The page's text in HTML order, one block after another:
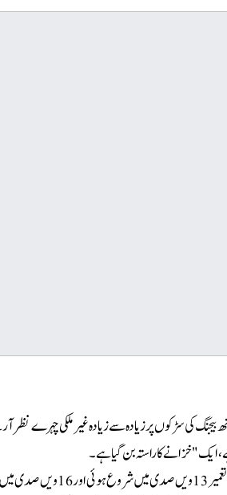
میں توسیع کے ساتھ بیجنگ کی سڑکوں پر زیادہ سے زیادہ غیر ملکی
ایک "خزانے کا راستہ بن گیا ہے۔
بیجنگ سنٹرل ایکسس بیجنگ کے پرانے